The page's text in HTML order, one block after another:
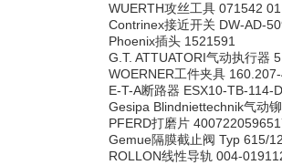
WUERTH攻丝工具 071542 01
Contrinex接近开关 DW-AD-
Phoenix插头 1521591
G.T. ATTUATORI气动执行器
WOERNER工件夹具
E-T-A断路器 ESX10-TB-114-
Gesipa Blindniettechnik气动
PFERD打磨片
Gemue隔膜截止阀 Typ 615/
ROLLON线性导轨 004-